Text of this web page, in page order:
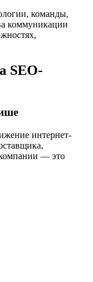
команды,
коммуникации
SEO-
интернет-
компании — это